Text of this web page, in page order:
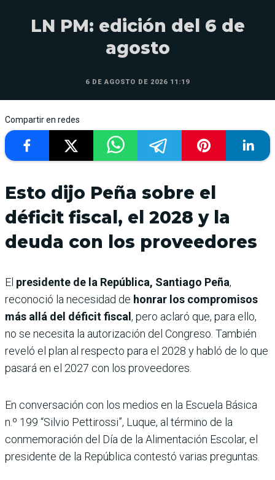
LN PM: edición del 6 de
agosto
6 DE AGOSTO DE 2026 11:19
Compartir en redes
Esto dijo Peña sobre el
déficit fiscal, el 2028 y la
deuda con los proveedores
El presidente de la República, Santiago Peña,
reconoció la necesidad de honrar los compromisos
más allá del déficit fiscal, pero aclaró que, para ello,
no se necesita la autorización del Congreso. También
reveló el plan al respecto para el 2028 y habló de lo que
pasará en el 2027 con los proveedores.
En conversación con los medios en la Escuela Básica
n.º 199 “Silvio Pettirossi”, Luque, al término de la
conmemoración del Día de la Alimentación Escolar, el
presidente de la República contestó varias preguntas.